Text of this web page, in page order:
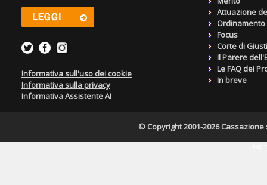
Informativa sull'uso dei cookie
Informativa sulla privacy
Informativa Assistente AI
Attuazione
Focus
Corte di
Il Parere
Le FAQ dei
In breve
© Copyright 2001-2026 Cassazione